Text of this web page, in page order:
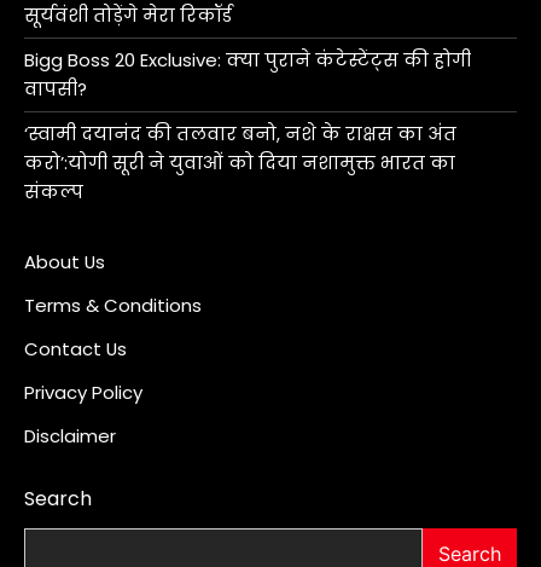
सूर्यवंशी तोड़ेंगे मेरा रिकॉर्ड
Bigg Boss 20 Exclusive: क्या पुराने कंटेस्टेंट्स की होगी
वापसी?
‘स्वामी दयानंद की तलवार बनो, नशे के राक्षस का अंत
करो’:योगी सूरी ने युवाओं को दिया नशामुक्त भारत का
संकल्प
About Us
Terms & Conditions
Contact Us
Privacy Policy
Disclaimer
Search
Search